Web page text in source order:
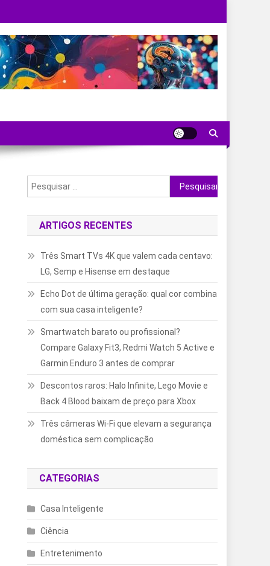
Pesquisar
por:
ARTIGOS RECENTES
Três Smart TVs 4K que valem cada centavo:
LG, Semp e Hisense em destaque
Echo Dot de última geração: qual cor combina
com sua casa inteligente?
Smartwatch barato ou profissional?
Compare Galaxy Fit3, Redmi Watch 5 Active e
Garmin Enduro 3 antes de comprar
Descontos raros: Halo Infinite, Lego Movie e
Back 4 Blood baixam de preço para Xbox
Três câmeras Wi-Fi que elevam a segurança
doméstica sem complicação
CATEGORIAS
Casa Inteligente
Ciência
Entretenimento